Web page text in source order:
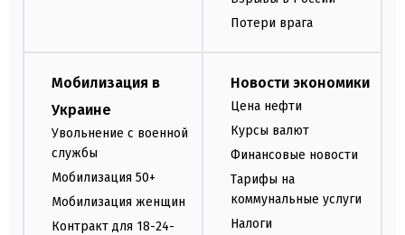
Потери врага
Мобилизация в
Украине
Увольнение с военной
службы
Мобилизация 50+
Мобилизация женщин
Контракт для 18-24-
Новости экономики
Цена нефти
Курсы валют
Финансовые новости
Тарифы на
коммунальные услуги
Налоги